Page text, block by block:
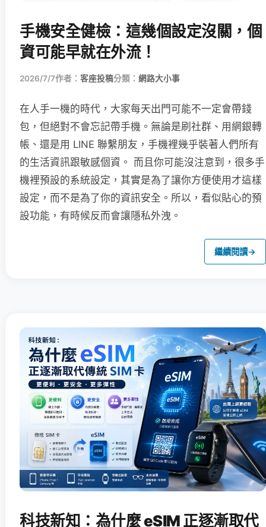
手機安全健檢：這幾個設定沒關，個
資可能早就在外流！
2026/7/7作者： 客座投稿分類： 網路大小事
在人手一機的時代，大家每天出門可能不一定會帶錢
包，但絕對不會忘記帶手機。無論是刷社群、用網銀轉
帳、還是用 LINE 聯繫朋友，手機裡幾乎裝著人們所有
的生活資訊跟敏感個資。 而且你可能沒注意到，很多手
機裡預設的系統設定，其實是為了讓你方便使用才這樣
設定，而不是為了你的資訊安全。所以，看似貼心的預
設功能，有時候反而會讓隱私外洩。
繼續閱讀→
科技新知：為什麼 eSIM 正逐漸取代